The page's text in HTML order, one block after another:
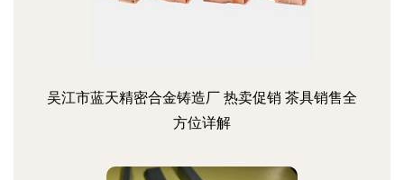
吴江市蓝天精密合金铸造厂 热卖促销 茶具销售全
方位详解